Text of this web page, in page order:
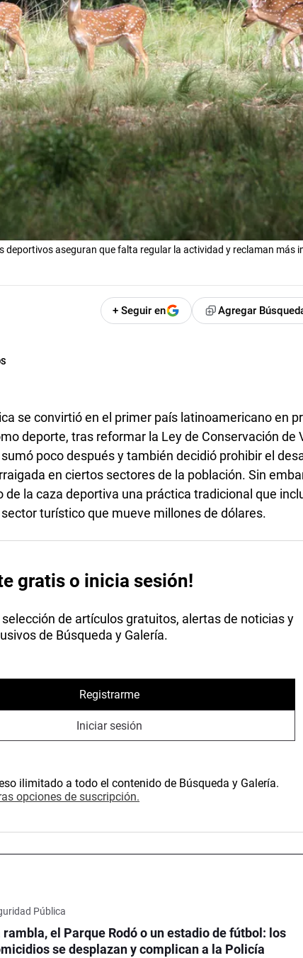
deportivos aseguran que falta regular la actividad y reclaman más
+ Seguir en Agregar
se convirtió en el primer país latinoamericano en
deporte, tras reformar la Ley de Conservación de
poco después y también decidió prohibir el
en ciertos sectores de la población. Sin
de la caza deportiva una práctica tradicional que
turístico que mueve millones de dólares.
gratis o inicia sesión!
de artículos gratuitos, alertas de noticias y
de Búsqueda y Galería.
Registrarme
Iniciar sesión
ilimitado a todo el contenido de Búsqueda y Galería.
opciones de suscripción.
Pública
rambla, el Parque Rodó o un estadio de fútbol: los
se desplazan y complican a la Policía